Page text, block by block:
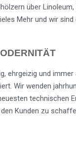
über
Mehr und wir
ehrgeizig und
Wir wenden
technischen
Kunden zu